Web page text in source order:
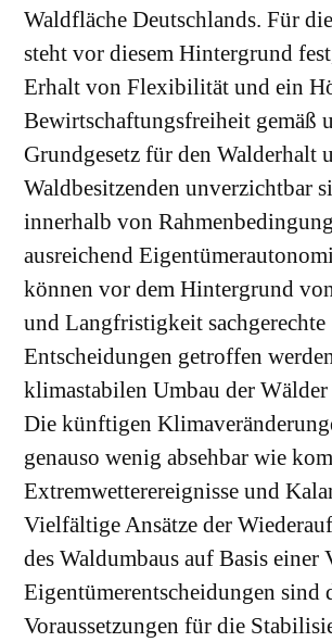
Waldfläche Deutschlands. Für
steht vor diesem Hintergrund
Erhalt von Flexibilität und ein
Bewirtschaftungsfreiheit gemäß
Grundgesetz für den Walderhalt
Waldbesitzenden unverzichtbar
innerhalb von
ausreichend
können vor dem Hintergrund
und Langfristigkeit sachgerechte
Entscheidungen getroffen
klimastabilen Umbau der
Die künftigen
genauso wenig absehbar wie
Extremwetterereignisse und
Vielfältige Ansätze der
des Waldumbaus auf Basis einer
Eigentümerentscheidungen sind
Voraussetzungen für die